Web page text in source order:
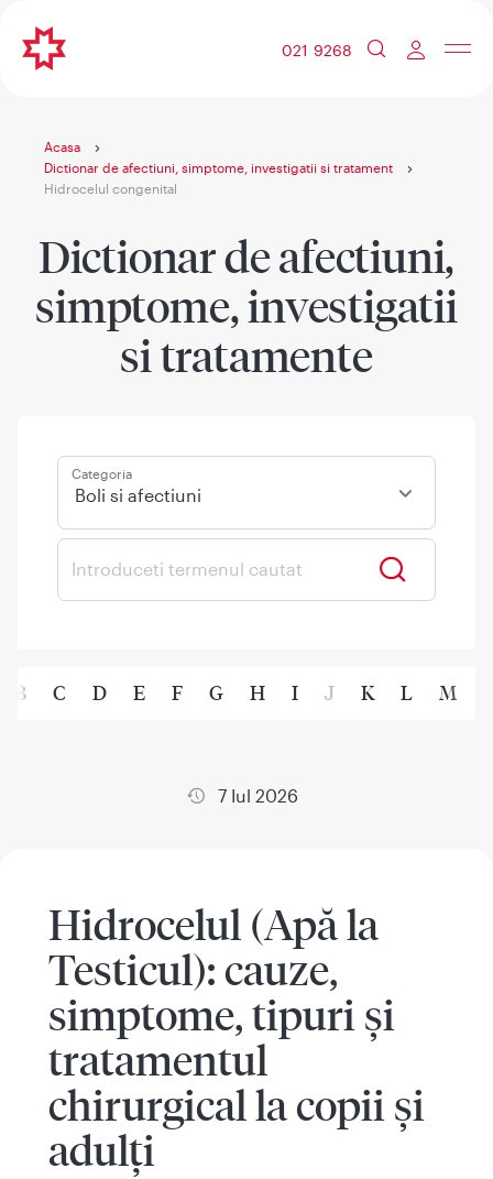
021 9268
Acasa
Dictionar de afectiuni, simptome, investigatii si tratament
Hidrocelul congenital
Dictionar de afectiuni,
simptome, investigatii
si tratamente
Categoria
Boli si afectiuni
B C D E F G H I J K L M
7 Iul 2026
Hidrocelul (Apă la
Testicul): cauze,
simptome, tipuri și
tratamentul
chirurgical la copii și
adulți